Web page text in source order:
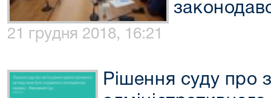
21 грудня 2018, 16:21
Рішення суду про